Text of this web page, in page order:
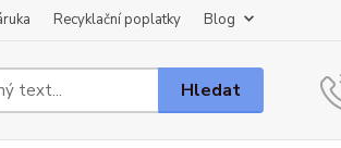
Recyklační poplatky Blog
Hledat